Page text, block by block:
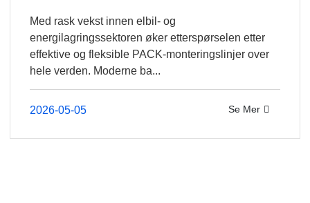
Med rask vekst innen elbil- og
energilagringssektoren øker etterspørselen etter
effektive og fleksible PACK-monteringslinjer over
hele verden. Moderne ba...
2026-05-05 Se Mer